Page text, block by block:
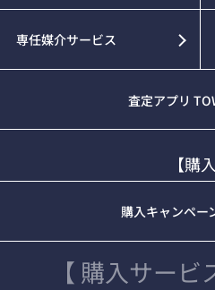
専任媒介サービス
査定アプリ
【購
購入キャンペー
【 購入サービ